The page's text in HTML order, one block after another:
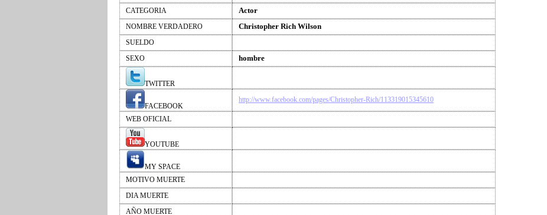
CATEGORIA Actor
NOMBRE VERDADERO Christopher Rich Wilson
SUELDO
SEXO
hombre
TWITTER
FACEBOOK
http://www.facebook.com/pages/Christopher-Rich/113319015345610
WEB OFICIAL
YOUTUBE
MY SPACE
MOTIVO MUERTE
DIA MUERTE
AÑO MUERTE